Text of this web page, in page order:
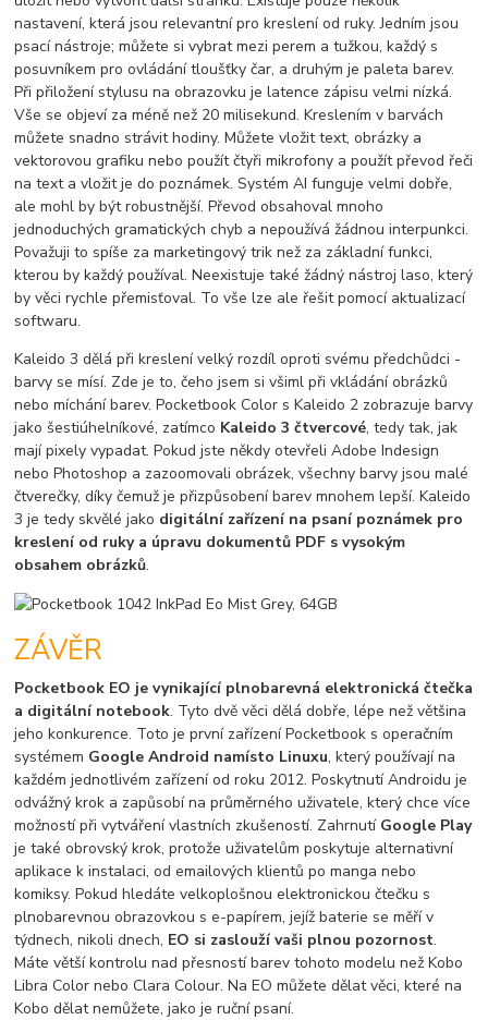
nastavení, která jsou relevantní pro kreslení od ruky. Jedním jsou
psací nástroje; můžete si vybrat mezi perem a tužkou, každý s
posuvníkem pro ovládání tloušťky čar, a druhým je paleta barev.
Při přiložení stylusu na obrazovku je latence zápisu velmi nízká.
Vše se objeví za méně než 20 milisekund. Kreslením v barvách
můžete snadno strávit hodiny. Můžete vložit text, obrázky a
vektorovou grafiku nebo použít čtyři mikrofony a použít převod řeči
na text a vložit je do poznámek. Systém AI funguje velmi dobře,
ale mohl by být robustnější. Převod obsahoval mnoho
jednoduchých gramatických chyb a nepoužívá žádnou interpunkci.
Považuji to spíše za marketingový trik než za základní funkci,
kterou by každý používal. Neexistuje také žádný nástroj laso, který
by věci rychle přemisťoval. To vše lze ale řešit pomocí aktualizací
softwaru.
Kaleido 3 dělá při kreslení velký rozdíl oproti svému předchůdci -
barvy se mísí. Zde je to, čeho jsem si všiml při vkládání obrázků
nebo míchání barev. Pocketbook Color s Kaleido 2 zobrazuje barvy
jako šestiúhelníkové, zatímco Kaleido 3 čtvercové, tedy tak, jak
mají pixely vypadat. Pokud jste někdy otevřeli Adobe Indesign
nebo Photoshop a zazoomovali obrázek, všechny barvy jsou malé
čtverečky, díky čemuž je přizpůsobení barev mnohem lepší. Kaleido
3 je tedy skvělé jako digitální zařízení na psaní poznámek pro
kreslení od ruky a úpravu dokumentů PDF s vysokým
obsahem obrázků.
ZÁVĚR
Pocketbook EO je vynikající plnobarevná elektronická čtečka
a digitální notebook. Tyto dvě věci dělá dobře, lépe než většina
jeho konkurence. Toto je první zařízení Pocketbook s operačním
systémem Google Android namísto Linuxu, který používají na
každém jednotlivém zařízení od roku 2012. Poskytnutí Androidu je
odvážný krok a zapůsobí na průměrného uživatele, který chce více
možností při vytváření vlastních zkušeností. Zahrnutí Google Play
je také obrovský krok, protože uživatelům poskytuje alternativní
aplikace k instalaci, od emailových klientů po manga nebo
komiksy. Pokud hledáte velkoplošnou elektronickou čtečku s
plnobarevnou obrazovkou s e-papírem, jejíž baterie se měří v
týdnech, nikoli dnech, EO si zaslouží vaši plnou pozornost.
Máte větší kontrolu nad přesností barev tohoto modelu než Kobo
Libra Color nebo Clara Colour. Na EO můžete dělat věci, které na
Kobo dělat nemůžete, jako je ruční psaní.